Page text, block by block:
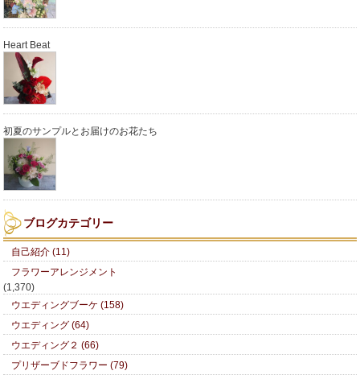
Heart Beat
初夏のサンプルとお届けのお花たち
ブログカテゴリー
自己紹介 (11)
フラワーアレンジメント
(1,370)
ウエディングブーケ (158)
ウエディング (64)
ウエディング２ (66)
プリザーブドフラワー (79)